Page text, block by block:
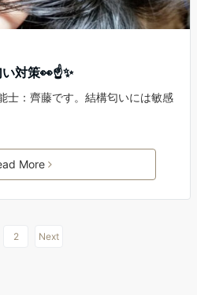
対策👀☝✨
士：齊藤です。結構匂いには敏感
More
2 Next